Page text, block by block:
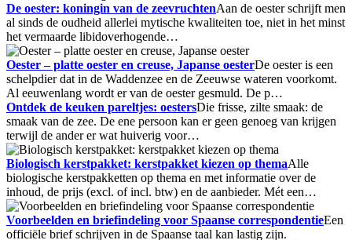
De oester: koningin van de zeevruchtenAan de oester schrijft men
al sinds de oudheid allerlei mytische kwaliteiten toe, niet in het minst
het vermaarde libidoverhogende…
Oester – platte oester en creuse, Japanse oesterDe oester is een
schelpdier dat in de Waddenzee en de Zeeuwse wateren voorkomt.
Al eeuwenlang wordt er van de oester gesmuld. De p…
Ontdek de keuken pareltjes: oestersDie frisse, zilte smaak: de
smaak van de zee. De ene persoon kan er geen genoeg van krijgen
terwijl de ander er wat huiverig voor…
Biologisch kerstpakket: kerstpakket kiezen op themaAlle
biologische kerstpakketten op thema en met informatie over de
inhoud, de prijs (excl. of incl. btw) en de aanbieder. Mét een…
Voorbeelden en briefindeling voor Spaanse correspondentieEen
officiële brief schrijven in de Spaanse taal kan lastig zijn.